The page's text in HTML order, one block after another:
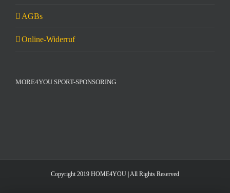
AGBs
Online-Widerruf
MORE4YOU SPORT-SPONSORING
Copyright 2019 HOME4YOU | All Rights Reserved